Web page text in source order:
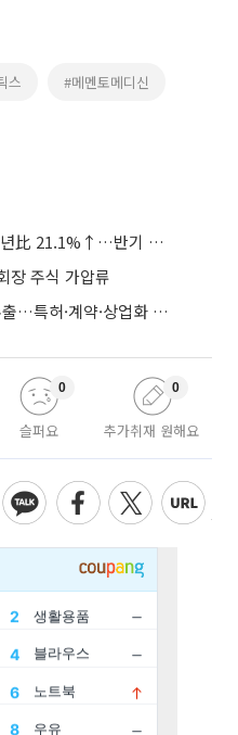
스 #메멘토메디신
보령, 상반기 영업익 440억, 전년比 21.1%↑…반기 역대 최대
장 주식 가압류
알테오젠, 올해만 1.8조 기술수출…특허·계약·상업화 ‘삼박자’
슬퍼요
0
추가취재 원해요
0